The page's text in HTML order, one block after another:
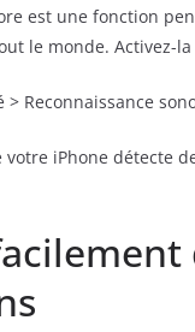
est une fonction
le monde. Activez-
> Reconnaissance
votre iPhone détecte